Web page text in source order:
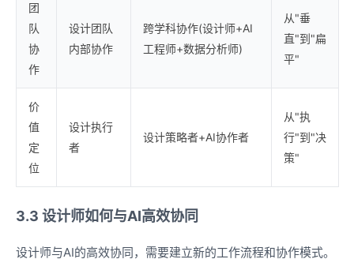
团
队
协
作
设计团队
内部协作
跨学科协作(设计师+AI
工程师+数据分析师)
从"垂
直"到"扁
平"
价
值
定
位
设计执行
者
设计策略者+AI协作者
从"执
行"到"决
策"
3.3 设计师如何与AI高效协同
设计师与AI的高效协同，需要建立新的工作流程和协作模式。